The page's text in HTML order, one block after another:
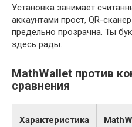
Установка занимает
аккаунтами прост, QR-
предельно прозрачна. Ты
здесь рады.
MathWallet против
сравнения
Характеристика